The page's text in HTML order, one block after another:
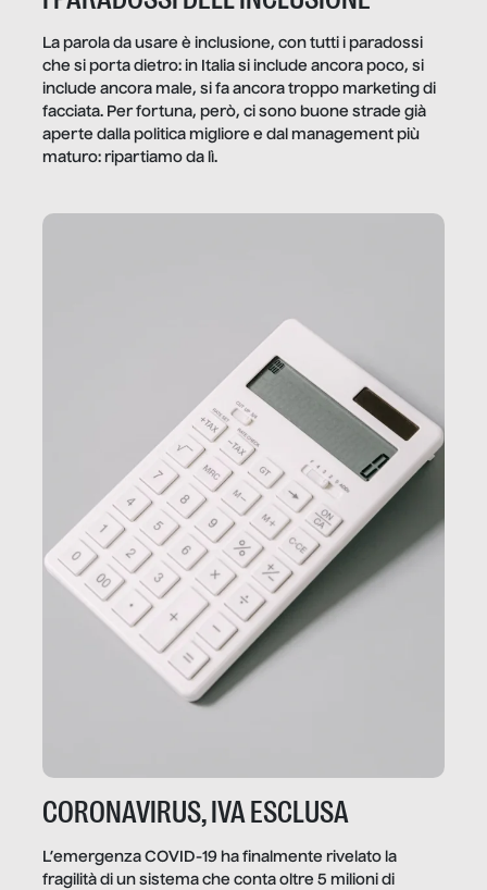
La parola da usare è inclusione, con tutti i paradossi
che si porta dietro: in Italia si include ancora poco, si
include ancora male, si fa ancora troppo marketing di
facciata. Per fortuna, però, ci sono buone strade già
aperte dalla politica migliore e dal management più
maturo: ripartiamo da lì.
CORONAVIRUS, IVA ESCLUSA
L’emergenza COVID-19 ha finalmente rivelato la
fragilità di un sistema che conta oltre 5 milioni di